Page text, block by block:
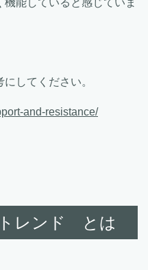
能していると感じていま
してください。
and-resistance/
レンド とは